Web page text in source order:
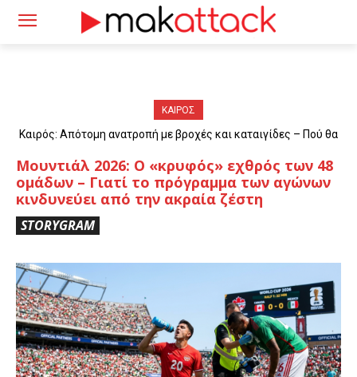
ΚΑΙΡΟΣ
Καιρός: Απότομη ανατροπή με βροχές και καταιγίδες – Πού θα
Μουντιάλ 2026: Ο «κρυφός» εχθρός των 48
ομάδων – Γιατί το πρόγραμμα των αγώνων
κινδυνεύει από την ακραία ζέστη
STORYGRAM